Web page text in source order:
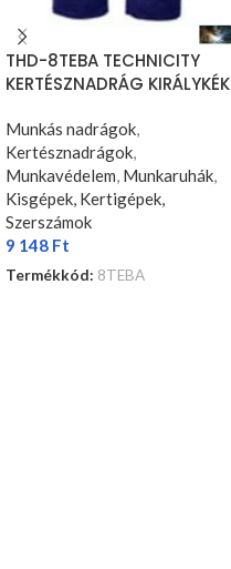
THD-8TEBA TECHNICITY
KERTÉSZNADRÁG KIRÁLYKÉK
Munkás nadrágok,
Kertésznadrágok,
Munkavédelem, Munkaruhák,
Kisgépek, Kertigépek,
Szerszámok
9 148 Ft
Termékkód: 8TEBA